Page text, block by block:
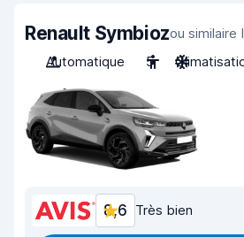
Renault Symbiozou similaire
Automatique
5
8,6 Très bien